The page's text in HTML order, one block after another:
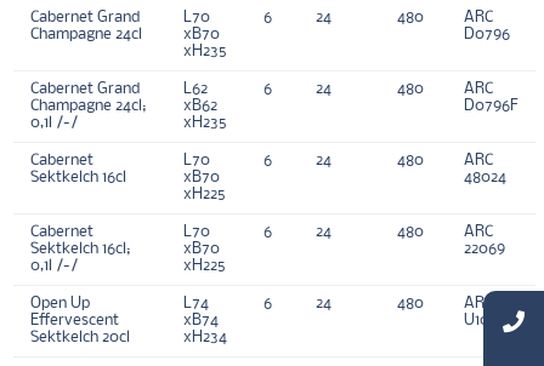
Cabernet Grand
Champagne 24cl
L70
xB70
xH235
6 24 480
ARC
D0796
Cabernet Grand
Champagne 24cl;
0,1l /-/
L62
xB62
xH235
6 24 480
ARC
D0796F
Cabernet
Sektkelch 16cl
L70
xB70
xH225
6 24 480
ARC
48024
Cabernet
Sektkelch 16cl;
0,1l /-/
L70
xB70
xH225
6 24 480
ARC
22069
Open Up
Effervescent
Sektkelch 20cl
L74
xB74
xH234
6 24 480
ARC
U1051